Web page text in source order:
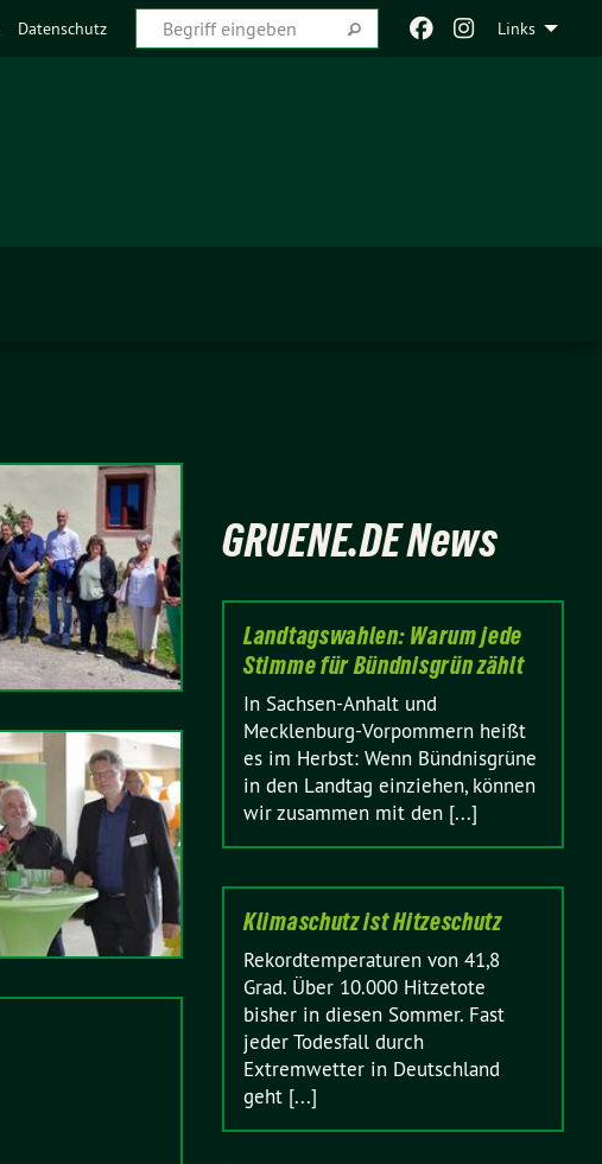
Links
Datenschutz
GRUENE.DE News
Landtagswahlen: Warum jede
Stimme für Bündnisgrün zählt
In Sachsen-Anhalt und
Mecklenburg-Vorpommern heißt
es im Herbst: Wenn Bündnisgrüne
in den Landtag einziehen, können
wir zusammen mit den [...]
Klimaschutz ist Hitzeschutz
Rekordtemperaturen von 41,8
Grad. Über 10.000 Hitzetote
bisher in diesen Sommer. Fast
jeder Todesfall durch
Extremwetter in Deutschland
geht [...]